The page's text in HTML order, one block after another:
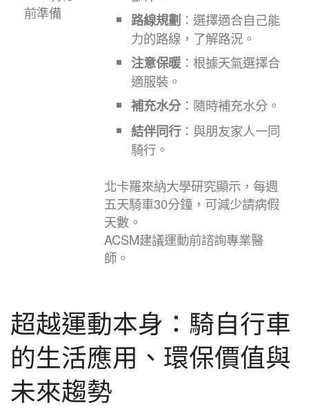
前準備
路線規劃 ：選擇適合自己能
力的路線，了解路況。
注意保暖：根據天氣選擇合
適服裝。
補充水分：隨時補充水分。
結伴同行：與朋友家人一同
騎行。
北卡羅來納大學研究顯示，每週
五天騎車30分鐘，可減少請病假
天數。
ACSM建議運動前諮詢專業醫
師。
超越運動本身：騎自行車
的生活應用、環保價值與
未來趨勢